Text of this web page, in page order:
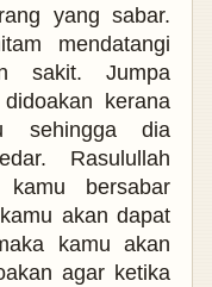
yang sabar.
mendatangi
sakit. Jumpa
kerana
sehingga dia
Rasulullah
bersabar
akan dapat
kamu akan
agar ketika